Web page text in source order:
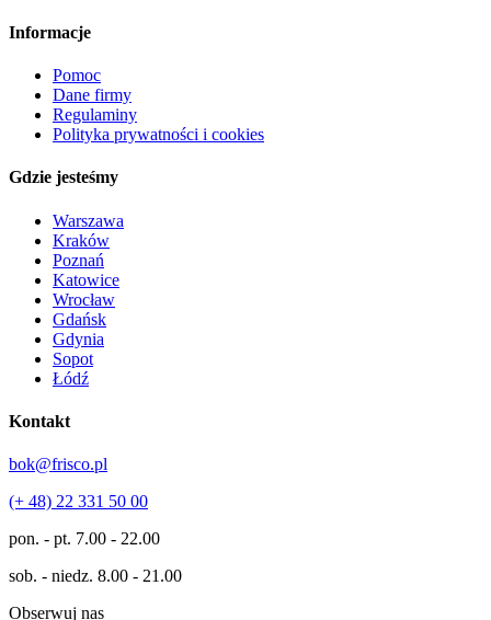
Informacje
Pomoc
Dane firmy
Regulaminy
Polityka prywatności i cookies
Gdzie jesteśmy
Warszawa
Kraków
Poznań
Katowice
Wrocław
Gdańsk
Gdynia
Sopot
Łódź
Kontakt
bok@frisco.pl
(+ 48) 22 331 50 00
pon. - pt. 7.00 - 22.00
sob. - niedz. 8.00 - 21.00
Obserwuj nas